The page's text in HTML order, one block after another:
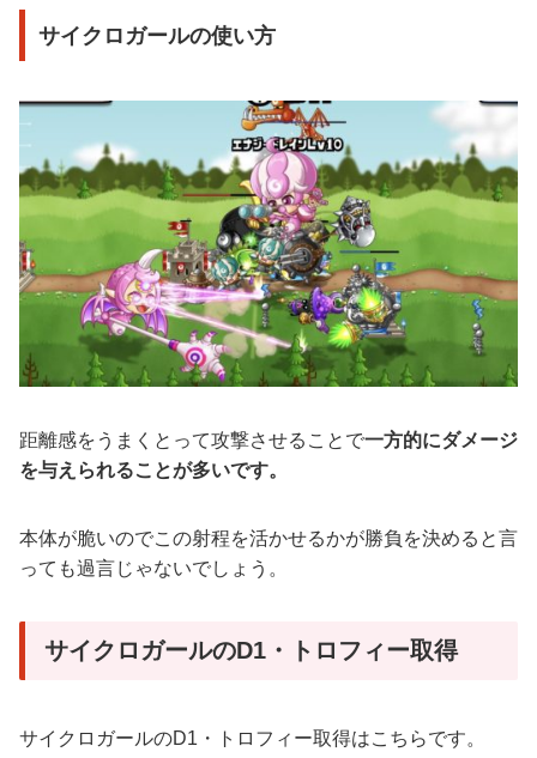
サイクロガールの使い方
距離感をうまくとって攻撃させることで一方的にダメージ
を与えられることが多いです。
本体が脆いのでこの射程を活かせるかが勝負を決めると言
っても過言じゃないでしょう。
サイクロガールのD1・トロフィー取得
サイクロガールのD1・トロフィー取得はこちらです。